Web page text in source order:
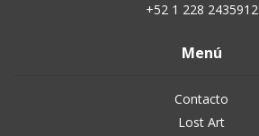
+52 1 228 2435912
Menú
Contacto
Lost Art